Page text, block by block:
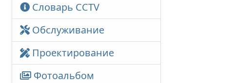
Словарь CCTV
Обслуживание
Проектирование
Фотоальбом